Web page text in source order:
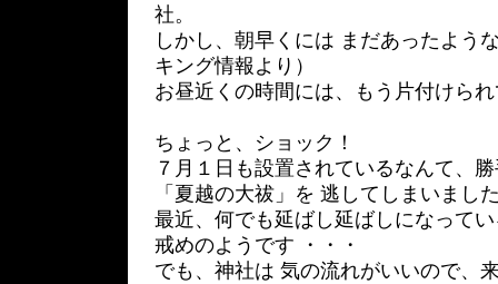
社。
しかし、朝早くには まだあったよう
キング情報より）
お昼近くの時間には、もう片付けら
ちょっと、ショック！
７月１日も設置されているなんて、
「夏越の大祓」を 逃してしまいまし
最近、何でも延ばし延ばしになって
戒めのようです ・・・
でも、神社は 気の流れがいいので、